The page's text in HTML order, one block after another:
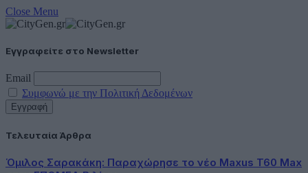
Close Menu
Εγγραφείτε στο Newsletter
Email
Συμφωνώ με την Πολιτική Δεδομένων
Τελευταία Άρθρα
Όμιλος Σαρακάκη: Παραχώρησε το νέο Maxus T60 Max